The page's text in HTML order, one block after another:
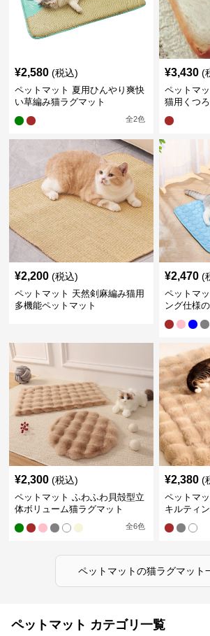
¥2,580 (税込)
ペットマット 夏用ひんやり爽快
い草編み猫ラグマット
全2色
¥3,430 (
ペットマ
猫用くつ
¥2,200 (税込)
ペットマット 天然剣麻編み猫用
多機能ペットマット
¥2,470 (
ペットマ
ング仕様
¥2,300 (税込)
ペットマット ふわふわ貝殻型立
体ボリューム猫ラグマット
全6色
¥2,380 (
ペットマ
キルティ
ペットマットの猫ラグマット
ペットマット カテゴリ一覧